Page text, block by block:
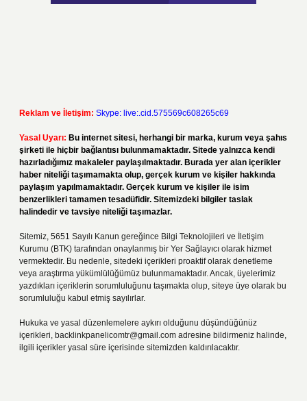
Reklam ve İletişim: Skype: live:.cid.575569c608265c69
Yasal Uyarı: Bu internet sitesi, herhangi bir marka, kurum veya şahıs
şirketi ile hiçbir bağlantısı bulunmamaktadır. Sitede yalnızca kendi
hazırladığımız makaleler paylaşılmaktadır. Burada yer alan içerikler
haber niteliği taşımamakta olup, gerçek kurum ve kişiler hakkında
paylaşım yapılmamaktadır. Gerçek kurum ve kişiler ile isim
benzerlikleri tamamen tesadüfidir. Sitemizdeki bilgiler taslak
halindedir ve tavsiye niteliği taşımazlar.
Sitemiz, 5651 Sayılı Kanun gereğince Bilgi Teknolojileri ve İletişim
Kurumu (BTK) tarafından onaylanmış bir Yer Sağlayıcı olarak hizmet
vermektedir. Bu nedenle, sitedeki içerikleri proaktif olarak denetleme
veya araştırma yükümlülüğümüz bulunmamaktadır. Ancak, üyelerimiz
yazdıkları içeriklerin sorumluluğunu taşımakta olup, siteye üye olarak bu
sorumluluğu kabul etmiş sayılırlar.
Hukuka ve yasal düzenlemelere aykırı olduğunu düşündüğünüz
içerikleri, backlinkpanelicomtr@gmail.com adresine bildirmeniz halinde,
ilgili içerikler yasal süre içerisinde sitemizden kaldırılacaktır.